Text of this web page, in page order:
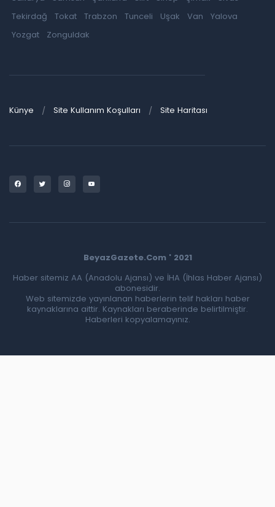
Tekirdağ
Tokat Trabzon Tunceli Uşak Van
Yalova
Yozgat
Zonguldak
Künye Site Kullanım Koşulları Site Haritası
BeyazGazete.Com ' 2021
Haber sitemiz AA (Anadolu Ajansı) ve İHA (İhlas Haber Ajansı)
abonesidir.
Web sitemizde yayınlanan haberlerin telif hakları haber
kaynaklarına aittir. Kaynakları beraberinde belirtilmiştir.
Haberleri kopyalamayınız.